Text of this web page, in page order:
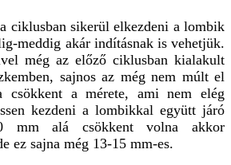
ciklusban sikerül elkezdeni a lombik
meddig akár indításnak is vehetjük.
még az előző ciklusban kialakult
sajnos az még nem múlt el
csökkent a mérete, ami nem elég
kezdeni a lombikkal együtt járó
mm alá csökkent volna akkor
ez sajna még 13-15 mm-es.